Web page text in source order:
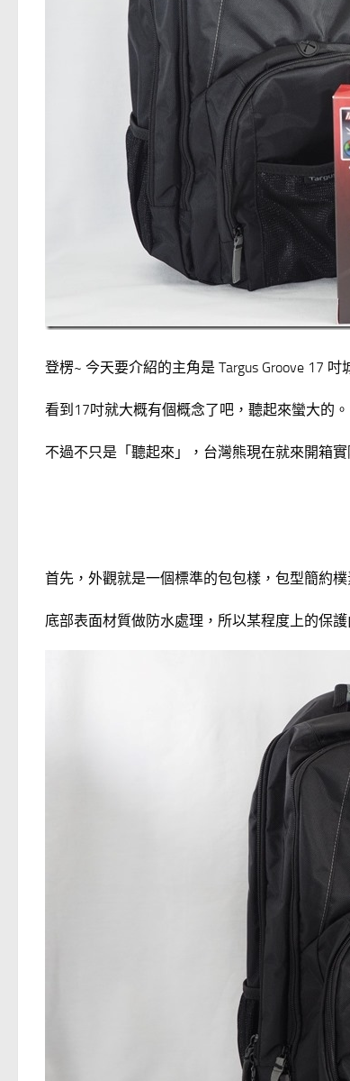
登楞~ 今天要介紹的主角是 Targus Groove 17 吋
看到17吋就大概有個概念了吧，聽起來蠻大的。
不過不只是「聽起來」，台灣熊現在就來開箱
首先，外觀就是一個標準的包包樣，包型簡約
底部表面材質做防水處理，所以某程度上的保